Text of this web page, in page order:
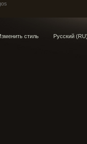
стиль Русский